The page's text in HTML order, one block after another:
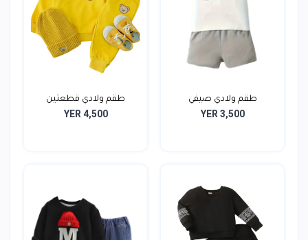
طقم ولادي صيفي
YER 3,500
طقم ولادي قطعتين
YER 4,500